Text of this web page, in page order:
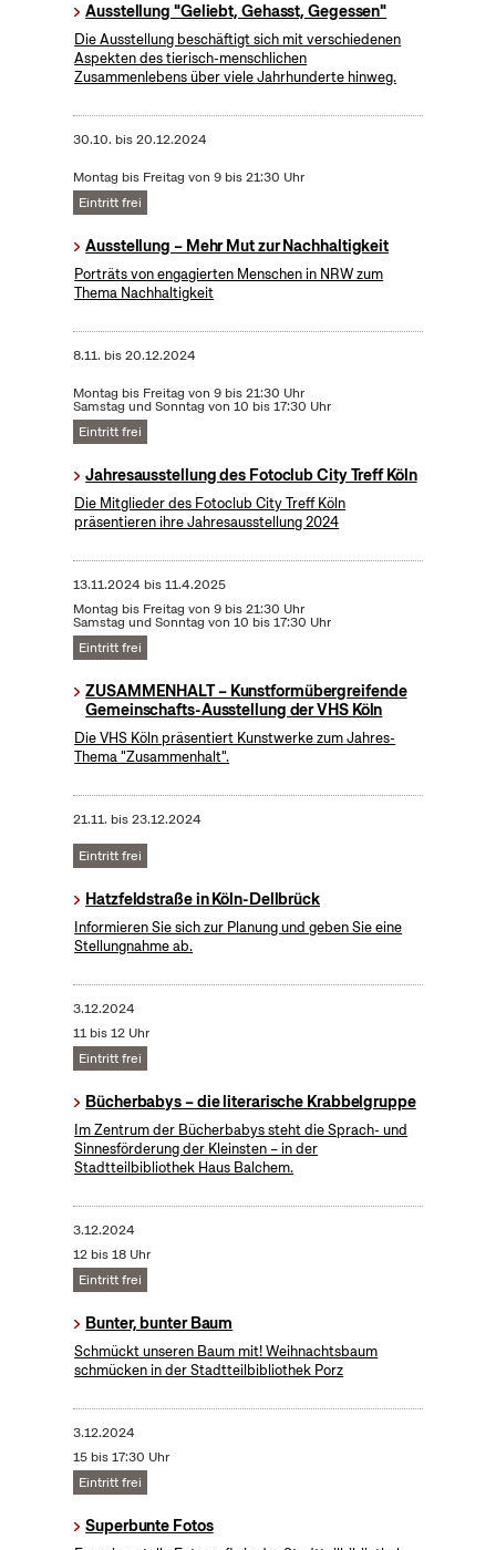
Ausstellung "Geliebt, Gehasst, Gegessen"
Die Ausstellung beschäftigt sich mit verschiedenen
Aspekten des tierisch-menschlichen
Zusammenlebens über viele Jahrhunderte hinweg.
30.10. bis20.12.2024
Montag bis Freitag von 9 bis 21:30 Uhr
Eintritt frei
Ausstellung – Mehr Mut zur Nachhaltigkeit
Porträts von engagierten Menschen in NRW zum
Thema Nachhaltigkeit
8.11. bis20.12.2024
Montag bis Freitag von 9 bis 21:30 Uhr
Samstag und Sonntag von 10 bis 17:30 Uhr
Eintritt frei
Jahresausstellung des Fotoclub City Treff Köln
Die Mitglieder des Fotoclub City Treff Köln
präsentieren ihre Jahresausstellung 2024
13.11.2024 bis11.4.2025
Montag bis Freitag von 9 bis 21:30 Uhr
Samstag und Sonntag von 10 bis 17:30 Uhr
Eintritt frei
ZUSAMMENHALT – Kunstformübergreifende
Gemeinschafts-Ausstellung der VHS Köln
Die VHS Köln präsentiert Kunstwerke zum Jahres-
Thema "Zusammenhalt".
21.11. bis23.12.2024
Eintritt frei
Hatzfeldstraße in Köln-Dellbrück
Informieren Sie sich zur Planung und geben Sie eine
Stellungnahme ab.
3.12.2024
11 bis 12 Uhr
Eintritt frei
Bücherbabys – die literarische Krabbelgruppe
Im Zentrum der Bücherbabys steht die Sprach- und
Sinnesförderung der Kleinsten – in der
Stadtteilbibliothek Haus Balchem.
3.12.2024
12 bis 18 Uhr
Eintritt frei
Bunter, bunter Baum
Schmückt unseren Baum mit! Weihnachtsbaum
schmücken in der Stadtteilbibliothek Porz
3.12.2024
15 bis 17:30 Uhr
Eintritt frei
Superbunte Fotos